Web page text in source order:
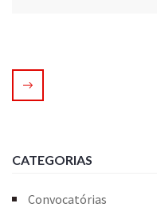
CATEGORIAS
Convocatórias